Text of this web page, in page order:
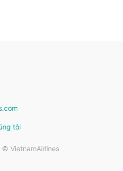
tôi
© VietnamAirlines